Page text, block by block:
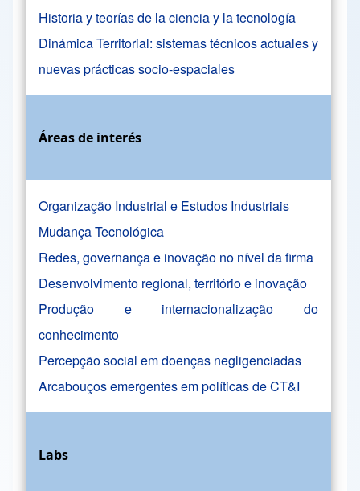
Historia y teorías de la ciencia y la tecnología
Dinámica Territorial: sistemas técnicos actuales y
nuevas prácticas socio-espaciales
Áreas de interés
Organização Industrial e Estudos Industriais
Mudança Tecnológica
Redes, governança e inovação no nível da firma
Desenvolvimento regional, território e inovação
Produção e internacionalização do
conhecimento
Percepção social em doenças negligenciadas
Arcabouços emergentes em políticas de CT&I
Labs